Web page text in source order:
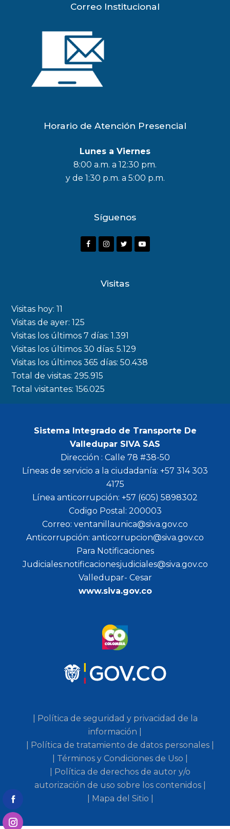
Correo Institucional
Horario de Atención Presencial
Lunes a Viernes
8:00 a.m. a 12:30 pm.
y de 1:30 p.m. a 5:00 p.m.
Síguenos
F
o
k
I
a
m
r
Y
Visitas
Visitas hoy:11
Visitas de ayer:125
Visitas los últimos 7 días:1.391
Visitas los últimos 30 días:5.129
Visitas los últimos 365 días:50.438
Total de visitas:295.915
Total visitantes:156.025
Sistema Integrado de Transporte De
Valledupar SIVA SAS
Dirección : Calle 78 #38-50
Líneas de servicio a la ciudadanía: +57 314 303
4175
Línea anticorrupción: +57 (605) 5898302
Codigo Postal: 200003
Correo: ventanillaunica@siva.gov.co
Anticorrupción: anticorrupcion@siva.gov.co
Para Notificaciones
Judiciales:notificacionesjudiciales@siva.gov.co
Valledupar- Cesar
www.siva.gov.co
| Política de seguridad y privacidad de la
información |
| Política de tratamiento de datos personales |
| Términos y Condiciones de Uso |
| Política de derechos de autor y/o
autorización de uso sobre los contenidos |
| Mapa del Sitio |